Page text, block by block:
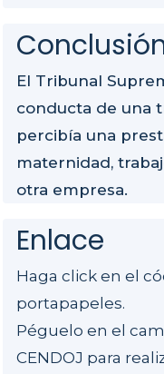
El Tribunal
conducta de una
percibía una
maternidad,
otra empresa.
Enlace
Haga click en el
portapapeles.
Péguelo en el
CENDOJ para